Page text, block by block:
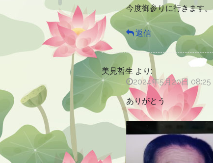
今度御参りに行きます。
返信
美見哲生 より:
2024年5月20日 08:25
ありがとう